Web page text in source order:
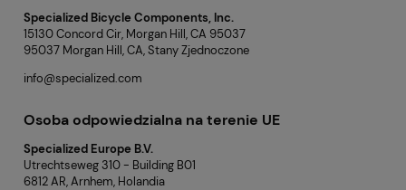
Specialized Bicycle Components, Inc.
15130 Concord Cir, Morgan Hill, CA 95037
95037 Morgan Hill, CA, Stany Zjednoczone
info@specialized.com
Osoba odpowiedzialna na terenie UE
Specialized Europe B.V.
Utrechtseweg 310 - Building B01
6812 AR, Arnhem, Holandia